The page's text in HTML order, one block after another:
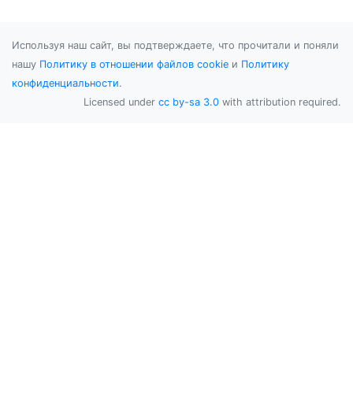
Используя наш сайт, вы подтверждаете, что прочитали и поняли
нашу Политику в отношении файлов cookie и Политику
конфиденциальности.
Licensed under cc by-sa 3.0 with attribution required.